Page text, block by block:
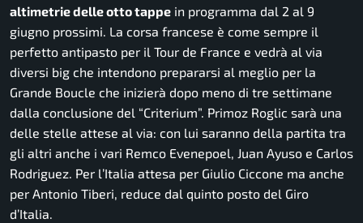
altimetrie delle otto tappe in programma dal 2 al 9
giugno prossimi. La corsa francese è come sempre il
perfetto antipasto per il Tour de France e vedrà al via
diversi big che intendono prepararsi al meglio per la
Grande Boucle che inizierà dopo meno di tre settimane
dalla conclusione del “Criterium”. Primoz Roglic sarà una
delle stelle attese al via: con lui saranno della partita tra
gli altri anche i vari Remco Evenepoel, Juan Ayuso e Carlos
Rodriguez. Per l’Italia attesa per Giulio Ciccone ma anche
per Antonio Tiberi, reduce dal quinto posto del Giro
d’Italia.